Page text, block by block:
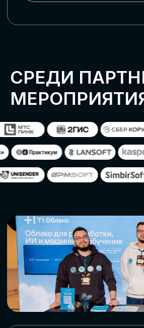
ЗАЯВКУ
АККРЕДИТАЦИЯ
СМИ
СКАЧАТЬ ПРОГРАММУ
СТАТЬ СПИКЕРОМ
Оставьте заявку, наши менеджеры
свяжутся с вами
СТАТЬ УЧАСТНИКОМ